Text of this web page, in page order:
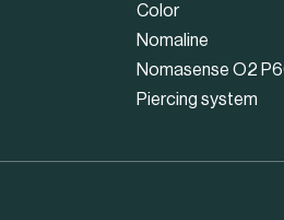
Color
Nomaline
Nomasense O2
Piercing system